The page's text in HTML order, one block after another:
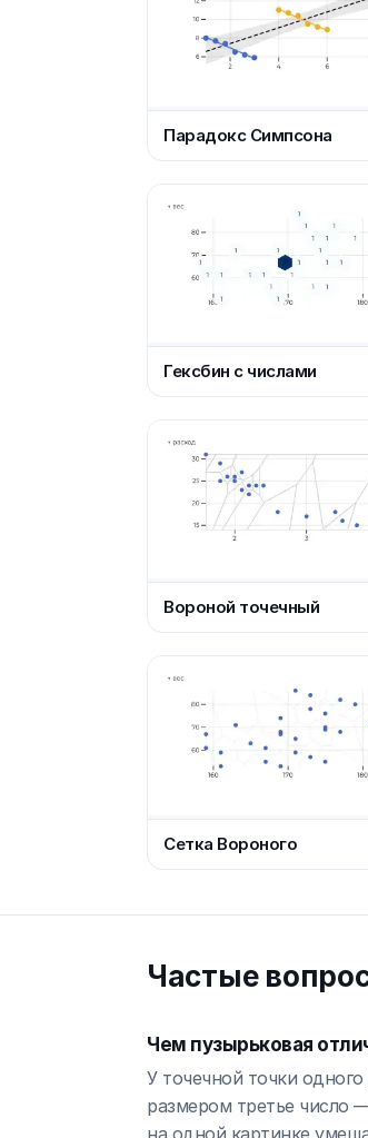
Парадокс Симпсона
Гексбин с числами
Вороной точечный
Сетка Вороного
Частые
Чем пузырьковая
У точечной точки
размером третье число
на одной картинке